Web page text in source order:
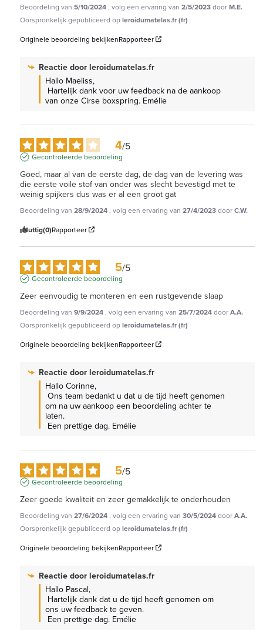
Beoordeling van 5/10/2024, volg een ervaring van 2/5/2023doorM.E.
Oorspronkelijk gepubliceerd opleroidumatelas.fr (fr)
Originele beoordeling bekijkenRapporteer
Reactie door leroidumatelas.fr
Hallo Maeliss,
van onze Cirse boxspring. Emélie
4/5
Gecontroleerde beoordeling
Goed, maar al van de eerste dag, de dag van de levering was
die eerste voile stof van onder was slecht bevestigd met te
weinig spijkers dus was er al een groot gat
Beoordeling van 28/9/2024, volg een ervaring van 27/4/2023doorC.W.
Nuttig(0)Rapporteer
5/5
Gecontroleerde beoordeling
Zeer eenvoudig te monteren en een rustgevende slaap
Beoordeling van 9/9/2024, volg een ervaring van 25/7/2024doorA.A.
Oorspronkelijk gepubliceerd opleroidumatelas.fr (fr)
Originele beoordeling bekijkenRapporteer
Reactie door leroidumatelas.fr
Hallo Corinne,
om na uw aankoop een beoordeling achter te
laten.
Een prettige dag. Emélie
5/5
Gecontroleerde beoordeling
Zeer goede kwaliteit en zeer gemakkelijk te onderhouden
Beoordeling van 27/6/2024, volg een ervaring van 30/5/2024doorA.A.
Oorspronkelijk gepubliceerd opleroidumatelas.fr (fr)
Originele beoordeling bekijkenRapporteer
Reactie door leroidumatelas.fr
Hallo Pascal,
ons uw feedback te geven.
Een prettige dag. Emélie